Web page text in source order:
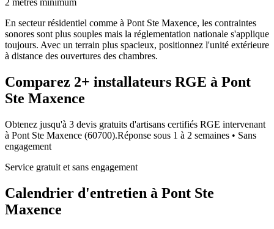
2 mètres minimum
En secteur résidentiel comme à Pont Ste Maxence, les contraintes
sonores sont plus souples mais la réglementation nationale s'applique
toujours. Avec un terrain plus spacieux, positionnez l'unité extérieure
à distance des ouvertures des chambres.
Comparez 2+ installateurs RGE à Pont
Ste Maxence
Obtenez jusqu'à 3 devis gratuits d'artisans certifiés RGE intervenant
à Pont Ste Maxence (60700).Réponse sous 1 à 2 semaines • Sans
engagement
Service gratuit et sans engagement
Calendrier d'entretien à Pont Ste
Maxence